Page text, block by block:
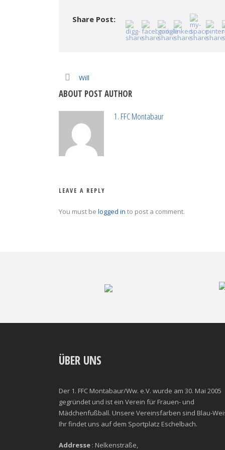
Share Post:
Will
ABOUT POST AUTHOR
1. FFC Montabaur
LEAVE A REPLY
You must be logged in to post a comment.
ÜBER UNS
Der 1. FFC Montabaur/Ww. e.V. wurde am 30. Mai 2005
gegründet und ist ein Verein für Frauen- und
Mädchenfußball. Unsere Vereinsfarben sind Blau-
Ihr findet uns auf dem Sportplatz Eschelbach.
Addresse : Nelkenstraße,